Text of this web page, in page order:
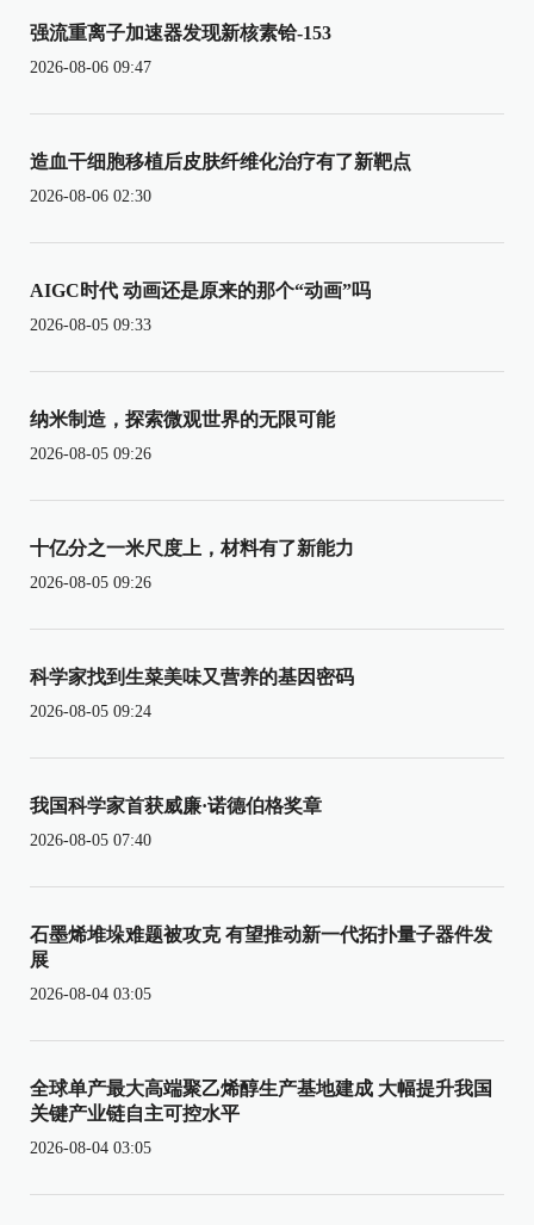
强流重离子加速器发现新核素铪-153
2026-08-06 09:47
造血干细胞移植后皮肤纤维化治疗有了新靶点
2026-08-06 02:30
AIGC时代 动画还是原来的那个“动画”吗
2026-08-05 09:33
纳米制造，探索微观世界的无限可能
2026-08-05 09:26
十亿分之一米尺度上，材料有了新能力
2026-08-05 09:26
科学家找到生菜美味又营养的基因密码
2026-08-05 09:24
我国科学家首获威廉·诺德伯格奖章
2026-08-05 07:40
石墨烯堆垛难题被攻克 有望推动新一代拓扑量子器件发
展
2026-08-04 03:05
全球单产最大高端聚乙烯醇生产基地建成 大幅提升我国
关键产业链自主可控水平
2026-08-04 03:05